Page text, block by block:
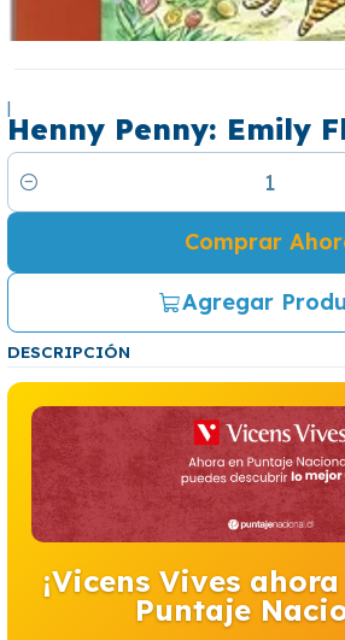
|
Henny Penny: Emily
Cantidad
Agregar
Comprar
DESCRIPCIÓN
¡Vicens Vives
Puntaje